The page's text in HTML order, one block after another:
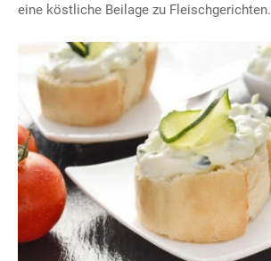
eine köstliche Beilage zu Fleischgerichten.